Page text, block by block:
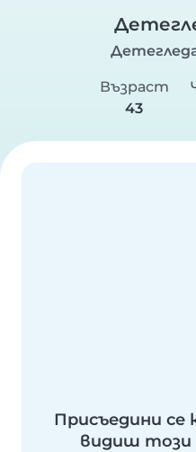
Възраст
43
Присъедини се
видиш този